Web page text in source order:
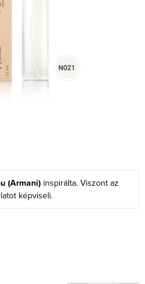
(Armani) inspirálta. Viszont az
képviseli.